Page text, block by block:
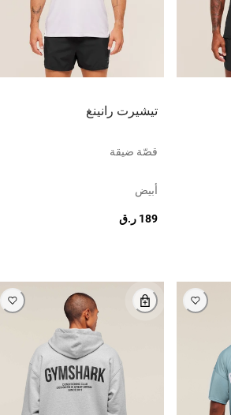
تيشيرت رانينغ
قصّة ضيقة
أبيض
189 ر.ق